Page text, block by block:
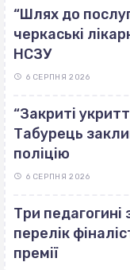
“Шлях до
черкаські
НСЗУ
6 СЕРПНЯ 2026
“Закриті
Табурець
поліцію
6 СЕРПНЯ 2026
Три
перелік
премії